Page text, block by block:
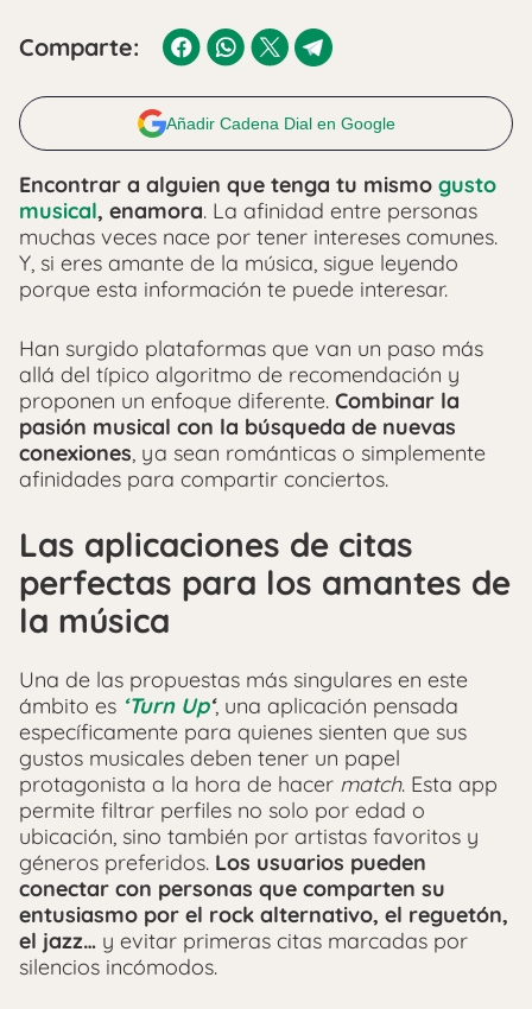
Comparte:
Añadir Cadena Dial en Google
Encontrar a alguien que tenga tu mismo gusto
musical, enamora. La afinidad entre personas
muchas veces nace por tener intereses comunes.
Y, si eres amante de la música, sigue leyendo
porque esta información te puede interesar.
Han surgido plataformas que van un paso más
allá del típico algoritmo de recomendación y
proponen un enfoque diferente. Combinar la
pasión musical con la búsqueda de nuevas
conexiones, ya sean románticas o simplemente
afinidades para compartir conciertos.
Las aplicaciones de citas
perfectas para los amantes de
la música
Una de las propuestas más singulares en este
ámbito es ‘Turn Up‘, una aplicación pensada
específicamente para quienes sienten que sus
gustos musicales deben tener un papel
protagonista a la hora de hacer match. Esta app
permite filtrar perfiles no solo por edad o
ubicación, sino también por artistas favoritos y
géneros preferidos. Los usuarios pueden
conectar con personas que comparten su
entusiasmo por el rock alternativo, el reguetón,
el jazz… y evitar primeras citas marcadas por
silencios incómodos.